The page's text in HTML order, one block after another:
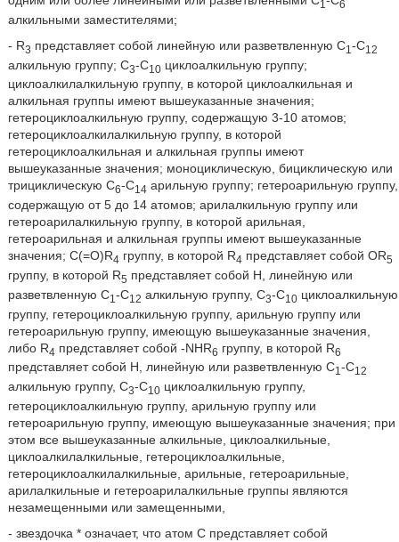
1 6
алкильными заместителями;
- R3 представляет собой линейную или разветвленную С1 -С12
алкильную группу; С3-С10циклоалкильную группу;
циклоалкилалкильную группу, в которой циклоалкильная и
алкильная группы имеют вышеуказанные значения;
гетероциклоалкильную группу, содержащую 3-10 атомов;
гетероциклоалкилалкильную группу, в которой
гетероциклоалкильная и алкильная группы имеют
вышеуказанные значения; моноциклическую, бициклическую или
трициклическую С6-С14 арильную группу; гетероарильную группу,
содержащую от 5 до 14 атомов; арилалкильную группу или
гетероарилалкильную группу, в которой арильная,
гетероарильная и алкильная группы имеют вышеуказанные
значения; С(=О)R4 группу, в которой R4 представляет собой OR5
группу, в которой R5 представляет собой Н, линейную или
разветвленную С1 -С12 алкильную группу, С3-С10циклоалкильную
группу, гетероциклоалкильную группу, арильную группу или
гетероарильную группу, имеющую вышеуказанные значения,
либо R4 представляет собой -NHR6 группу, в которой R6
представляет собой Н, линейную или разветвленную С1 -С12
алкильную группу, С3-С10циклоалкильную группу,
гетероциклоалкильную группу, арильную группу или
гетероарильную группу, имеющую вышеуказанные значения; при
этом все вышеуказанные алкильные, циклоалкильные,
циклоалкилалкильные, гетероциклоалкильные,
гетероциклоалкилалкильные, арильные, гетероарильные,
арилалкильные и гетероарилалкильные группы являются
незамещенными или замещенными,
- звездочка * означает, что атом С представляет собой